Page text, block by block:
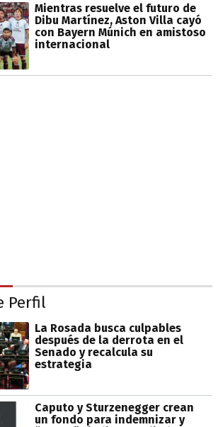
Mientras resuelve el futuro de
Dibu Martínez, Aston Villa cayó
con Bayern Múnich en amistoso
internacional
Perfil
La Rosada busca culpables
después de la derrota en el
Senado y recalcula su
estrategia
Caputo y Sturzenegger crean
un fondo para indemnizar y